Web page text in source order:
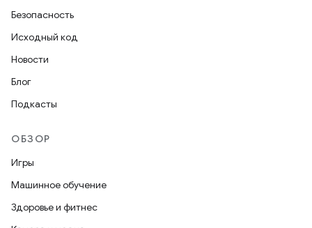
Безопасность
Исходный код
Новости
Блог
Подкасты
ОБЗОР
Игры
Машинное обучение
Здоровье и фитнес